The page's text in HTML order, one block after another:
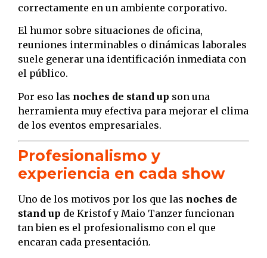
correctamente en un ambiente corporativo.
El humor sobre situaciones de oficina,
reuniones interminables o dinámicas laborales
suele generar una identificación inmediata con
el público.
Por eso las noches de stand up son una
herramienta muy efectiva para mejorar el clima
de los eventos empresariales.
Profesionalismo y
experiencia en cada show
Uno de los motivos por los que las noches de
stand up de Kristof y Maio Tanzer funcionan
tan bien es el profesionalismo con el que
encaran cada presentación.